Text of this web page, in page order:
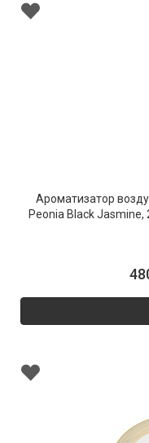
Ароматизатор
Peonia Black